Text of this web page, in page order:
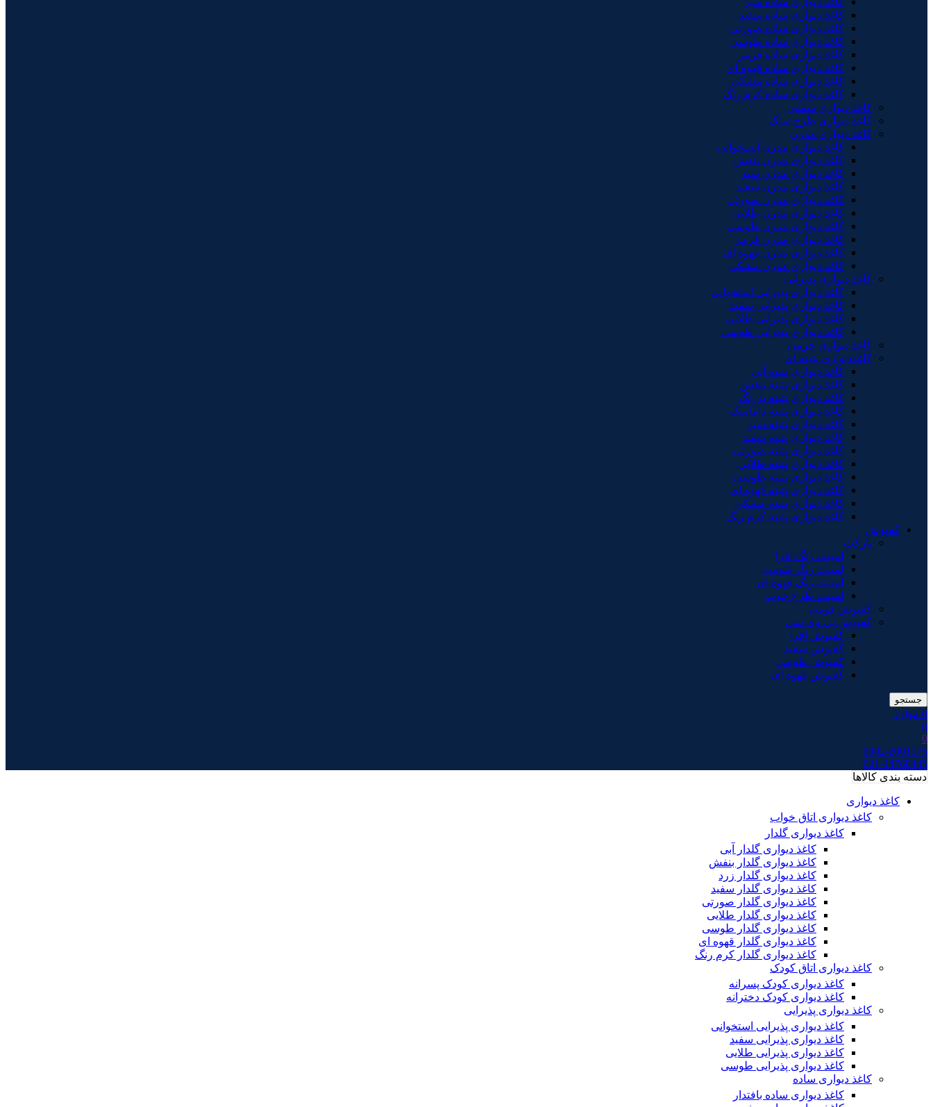
کاغذ دیواری ساده سفید
کاغذ دیواری ساده صورتی
کاغذ دیواری ساده طوسی
کاغذ دیواری ساده قرمز
کاغذ دیواری ساده قهوه ای
کاغذ دیواری ساده مشکی
کاغذ دیواری ساده کرم رنگ
کاغذ دیواری سقفی
کاغذ دیواری طرح سنگ
کاغذ دیواری مدرن
کاغذ دیواری مدرن استخوانی
کاغذ دیواری مدرن بنفش
کاغذ دیواری مدرن سبز
کاغذ دیواری مدرن سفید
کاغذ دیواری مدرن صورتی
کاغذ دیواری مدرن طلایی
کاغذ دیواری مدرن طوسی
کاغذ دیواری مدرن قرمز
کاغذ دیواری مدرن قهوه ای
کاغذ دیواری مدرن مشکی
کاغذ دیواری پذیرایی
کاغذ دیواری پذیرایی استخوانی
کاغذ دیواری پذیرایی سفید
کاغذ دیواری پذیرایی طلایی
کاغذ دیواری پذیرایی طوسی
کاغذ دیواری چرمی
کاغذدیواری پتینه ای
کاغذ دیواری پتینه آبی
کاغذ دیواری پتینه بنفش
کاغذ دیواری پتینه بژرنگ
کاغذ دیواری پتینه داماسک
کاغذ دیواری پتینه سبز
کاغذ دیواری پتینه سفید
کاغذ دیواری پتینه صورتی
کاغذ دیواری پتینه طلایی
کاغذ دیواری پتینه طوسی
کاغذ دیواری پتینه قهوه ای
کاغذ دیواری پتینه مشکی
کاغذ دیواری پتینه کرم رنگ
کفپوش
پارکت
لمینت رنگ افرا
لمینت رنگ طوسی
لمینت رنگ قهوه ای
لمینت طرح چوب
کفپوش فومی
کفپوش پی وی سی
کفپوش افرا
کفپوش سفید
کفپوش طوسی
کفپوش قهوه ای
جستجو
0 موارد
0
0
0902-2001175
021-44768445
دسته بندی کالاها
کاغذ دیواری
کاغذ دیواری اتاق خواب
کاغذ دیواری گلدار
کاغذ دیواری گلدار آبی
کاغذ دیواری گلدار بنفش
کاغذ دیواری گلدار زرد
کاغذ دیواری گلدار سفید
کاغذ دیواری گلدار صورتی
کاغذ دیواری گلدار طلایی
کاغذ دیواری گلدار طوسی
کاغذ دیواری گلدار قهوه ای
کاغذ دیواری گلدار کرم رنگ
کاغذ دیواری اتاق کودک
کاغذ دیواری کودک پسرانه
کاغذ دیواری کودک دخترانه
کاغذ دیواری پذیرایی
کاغذ دیواری پذیرایی استخوانی
کاغذ دیواری پذیرایی سفید
کاغذ دیواری پذیرایی طلایی
کاغذ دیواری پذیرایی طوسی
کاغذ دیواری ساده
کاغذ دیواری ساده بافتدار